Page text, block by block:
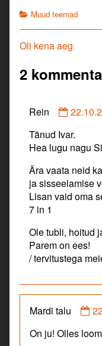
Categories
Muud teemad
Previous
Oli kena aeg
2
Rein
Rein
Tänud Ivar.
Hea lugu nagu
Ära vaata neid
ja sisseelamise
Lisan vaid oma
7 in 1
Ole tubli, hoitud
Parem on ees!
/ tervitustega
Mardi talu
On ju! Olles